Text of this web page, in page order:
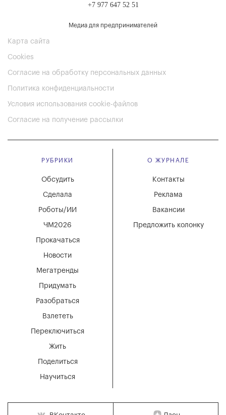
+7 977 647 52 51
Медиа для предпринимателей
Карта сайта
Cookies
Согласие на обработку персональных данных
Политика конфиденциальности
Условия использования cookie-файлов
Согласие на получение рассылки
РУБРИКИ
Мегатренды
Придумать
Разобраться
Взлететь
Новости
Переключиться
Жить
Поделиться
Научиться
Обсудить
Сделала
Роботы/ИИ
ЧМ2026
Прокачаться
О ЖУРНАЛЕ
Вакансии
Реклама
Контакты
Предложить колонку